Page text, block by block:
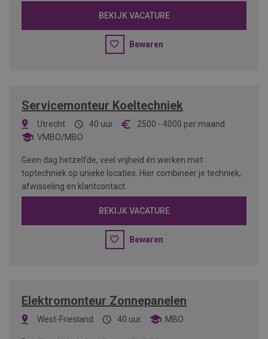
BEKIJK VACATURE
Bewaren
Servicemonteur Koeltechniek
Utrecht 40 uur 2500 - 4000 per maand
VMBO/MBO
Geen dag hetzelfde, veel vrijheid én werken met
toptechniek op unieke locaties. Hier combineer je techniek,
afwisseling en klantcontact.
BEKIJK VACATURE
Bewaren
Elektromonteur Zonnepanelen
West-Friesland 40 uur MBO